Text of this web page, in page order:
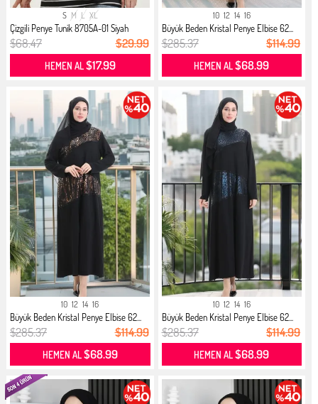
S M L XL
Çizgili Penye Tunik 8705A-01 Siyah
$68.47 $29.99
HEMEN AL$17.99
10 12 14 16
Büyük Beden Kristal Penye Elbise 62...
$285.37 $114.99
HEMEN AL$68.99
10 12 14 16
Büyük Beden Kristal Penye Elbise 62...
$285.37 $114.99
HEMEN AL$68.99
10 12 14 16
Büyük Beden Kristal Penye Elbise 62...
$285.37 $114.99
HEMEN AL$68.99